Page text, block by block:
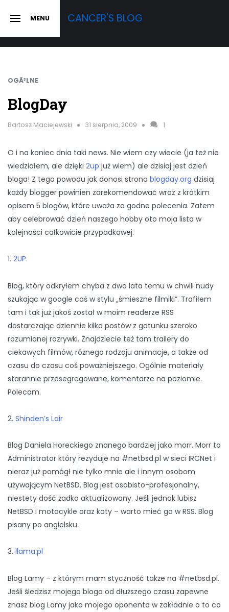
SLIDE MENU CANCER'S BLOG
OGÃ³LNE
BlogDay
Bartosz Maciejewski 31 sierpnia, 2009 1
O i na koniec dnia taki news. Nie wiem czy wiecie (ja też nie
wiedziałem, ale dzięki 2up już wiem) ale dzisiaj jest dzień
bloga! Z tego powodu jak donosi strona blogday.org dzisiaj
każdy blogger powinien zarekomendować wraz z krótkim
opisem 5 blogów, które uważa za godne polecenia. Zatem
aby celebrować dzień naszego hobby oto moja lista w
kolejności całkowicie przypadkowej.
1. 2UP.
Blog, który odkryłem chyba z dwa lata temu w chwili nudy
szukając w google coś w stylu „śmieszne filmiki”. Trafiłem
tam i tak już jakoś został w moim readerze RSS
dostarczając dziennie kilka postów z gatunku szeroko
rozumianej rozrywki. Znajdziecie też tam trailery do
ciekawych filmów, różnego rodzaju animacje, a także od
czasu do czasu coś poważniejszego. Ogólnie materiały
starannie przesegregowane, komentarze na poziomie.
Polecam.
2. Shinden’s Lair
Blog Daniela Horeckiego znanego bardziej jako morr. Morr to
Administrator który rezyduje na #netbsd.pl w sieci IRCNet i
nieraz już pomógł nie tylko mnie ale i innym osobom
używającym NetBSD. Blog jest osobisto-profesjonalny,
niestety dość żadko aktualizowany. Jeśli jednak lubisz
NetBSD i motocykle oraz koty – warto mieć go w RSS. Blog
pisany po angielsku.
3. llama.pl
Blog Lamy – z którym mam styczność także na #netbsd.pl.
Jeśli śledzisz mojego bloga od dłuższego czasu zapewne
znasz blog Lamy jako mojego oponenta w zakładnie o to co